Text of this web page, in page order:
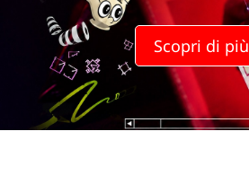
Scopri di più